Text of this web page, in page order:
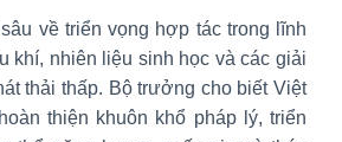
về triển vọng hợp tác trong lĩnh
khí, nhiên liệu sinh học và các giải
thải thấp. Bộ trưởng cho biết Việt
thiện khuôn khổ pháp lý, triển